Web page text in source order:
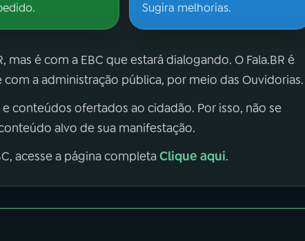
Sugira melhorias.
é com a EBC que estará dialogando. O Fala.BR é
a administração pública, por meio das Ouvidorias.
conteúdos ofertados ao cidadão. Por isso, não se
alvo de sua manifestação.
acesse a página completaClique aqui.